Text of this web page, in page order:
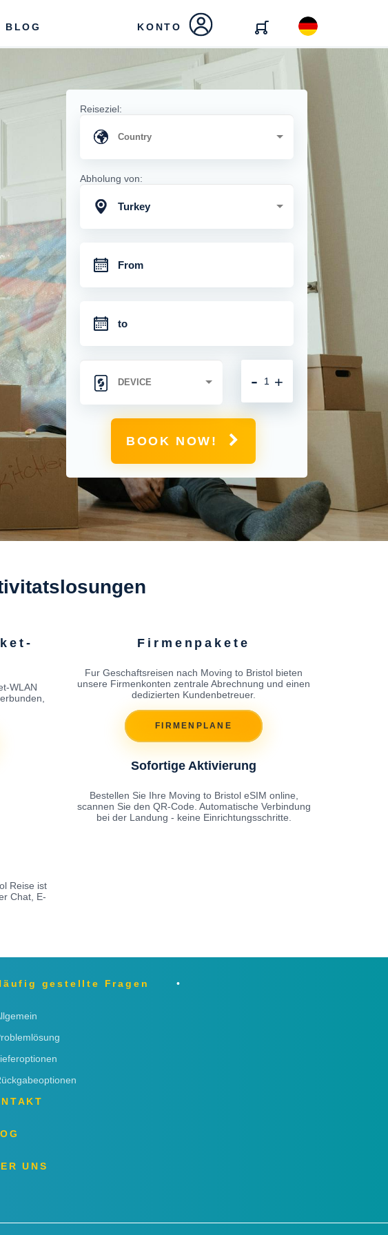
BLOG KONTO
Reiseziel:
Abholung von:
Turkey
+
-
BOOK NOW!
WLAN
Firmenpakete
Fur Geschaftsreisen nach Moving to Bristol bieten
unsere Firmenkonten zentrale Abrechnung und einen
dedizierten Kundenbetreuer.
FIRMENPLANE
Sofortige Aktivierung
Bestellen Sie Ihre Moving to Bristol eSIM online,
scannen Sie den QR-Code. Automatische Verbindung
bei der Landung - keine Einrichtungsschritte.
Reise ist
Chat, E-
gestellte Fragen
UNS